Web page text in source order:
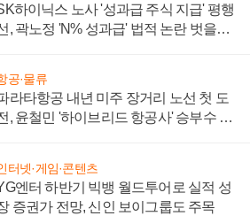
하이닉스 노사 '성과급 주식 지급' 평행
, 곽노정 'N% 성과급' 법적 논란 벗을지
공·물류
라타항공 내년 미주 장거리 노선 첫 도
, 윤철민 '하이브리드 항공사' 승부수 통
터넷·게임·콘텐츠
엔터 하반기 빅뱅 월드투어로 실적 성
증권가 전망, 신인 보이그룹도 주목